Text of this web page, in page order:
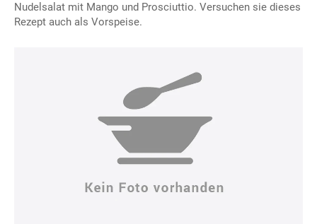
Nudelsalat mit Mango und Prosciuttio. Versuchen sie dieses
Rezept auch als Vorspeise.